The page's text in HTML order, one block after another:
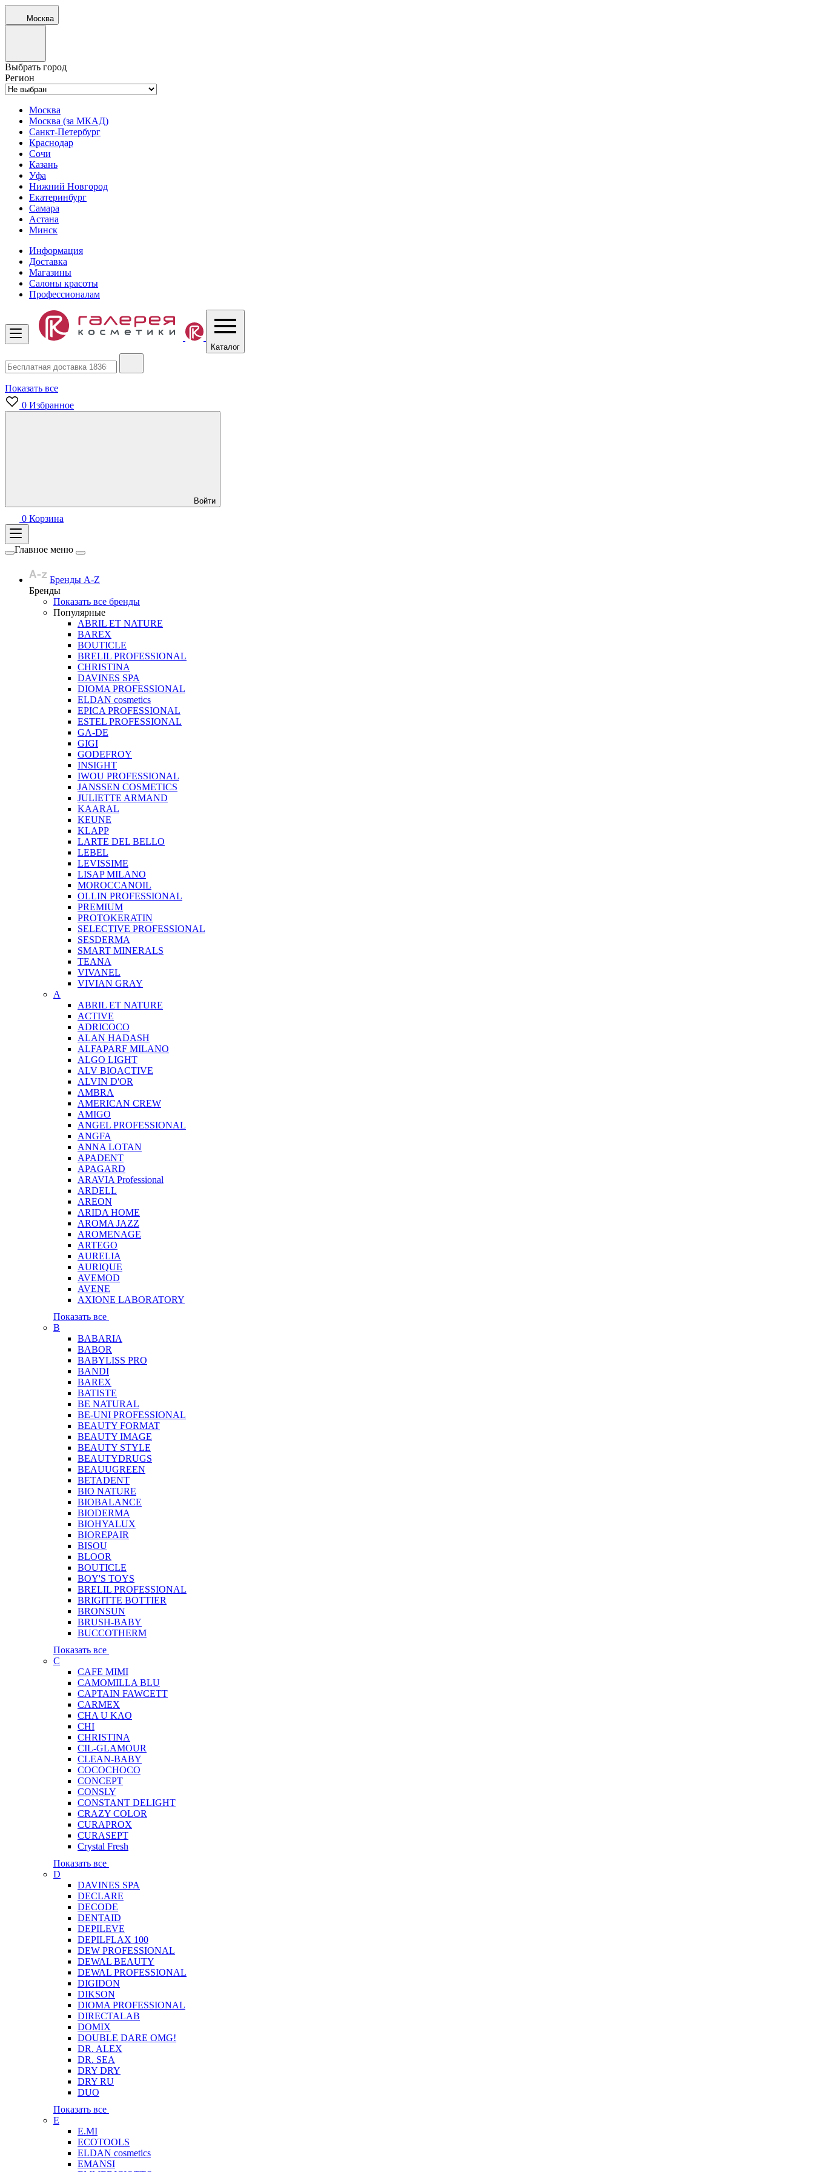
Москва
Выбрать город
Регион
Москва
Москва (за МКАД)
Санкт-Петербург
Краснодар
Сочи
Казань
Уфа
Нижний Новгород
Екатеринбург
Самара
Астана
Минск
Информация
Доставка
Магазины
Салоны красоты
Профессионалам
Каталог
Показать все
0 Избранное
Войти
0 Корзина
Главное меню
Бренды A-Z
Бренды
Показать все бренды
Популярные
ABRIL ET NATURE
BAREX
BOUTICLE
BRELIL PROFESSIONAL
CHRISTINA
DAVINES SPA
DIOMA PROFESSIONAL
ELDAN cosmetics
EPICA PROFESSIONAL
ESTEL PROFESSIONAL
GA-DE
GIGI
GODEFROY
INSIGHT
IWOU PROFESSIONAL
JANSSEN COSMETICS
JULIETTE ARMAND
KAARAL
KEUNE
KLAPP
LARTE DEL BELLO
LEBEL
LEVISSIME
LISAP MILANO
MOROCCANOIL
OLLIN PROFESSIONAL
PREMIUM
PROTOKERATIN
SELECTIVE PROFESSIONAL
SESDERMA
SMART MINERALS
TEANA
VIVANEL
VIVIAN GRAY
A
ABRIL ET NATURE
ACTIVE
ADRICOCO
ALAN HADASH
ALFAPARF MILANO
ALGO LIGHT
ALV BIOACTIVE
ALVIN D'OR
AMBRA
AMERICAN CREW
AMIGO
ANGEL PROFESSIONAL
ANGFA
ANNA LOTAN
APADENT
APAGARD
ARAVIA Professional
ARDELL
AREON
ARIDA HOME
AROMA JAZZ
AROMENAGE
ARTEGO
AURELIA
AURIQUE
AVEMOD
AVENE
AXIONE LABORATORY
Показать все
B
BABARIA
BABOR
BABYLISS PRO
BANDI
BAREX
BATISTE
BE NATURAL
BE-UNI PROFESSIONAL
BEAUTY FORMAT
BEAUTY IMAGE
BEAUTY STYLE
BEAUTYDRUGS
BEAUUGREEN
BETADENT
BIO NATURE
BIOBALANCE
BIODERMA
BIOHYALUX
BIOREPAIR
BISOU
BLOOR
BOUTICLE
BOY'S TOYS
BRELIL PROFESSIONAL
BRIGITTE BOTTIER
BRONSUN
BRUSH-BABY
BUCCOTHERM
Показать все
C
CAFE MIMI
CAMOMILLA BLU
CAPTAIN FAWCETT
CARMEX
CHA U KAO
CHI
CHRISTINA
CIL-GLAMOUR
CLEAN-BABY
COCOCHOCO
CONCEPT
CONSLY
CONSTANT DELIGHT
CRAZY COLOR
CURAPROX
CURASEPT
Crystal Fresh
Показать все
D
DAVINES SPA
DECLARE
DECODE
DENTAID
DEPILEVE
DEPILFLAX 100
DEW PROFESSIONAL
DEWAL BEAUTY
DEWAL PROFESSIONAL
DIGIDON
DIKSON
DIOMA PROFESSIONAL
DIRECTALAB
DOMIX
DOUBLE DARE OMG!
DR. ALEX
DR. SEA
DRY DRY
DRY RU
DUO
Показать все
E
E.MI
ECOTOOLS
ELDAN cosmetics
EMANSI